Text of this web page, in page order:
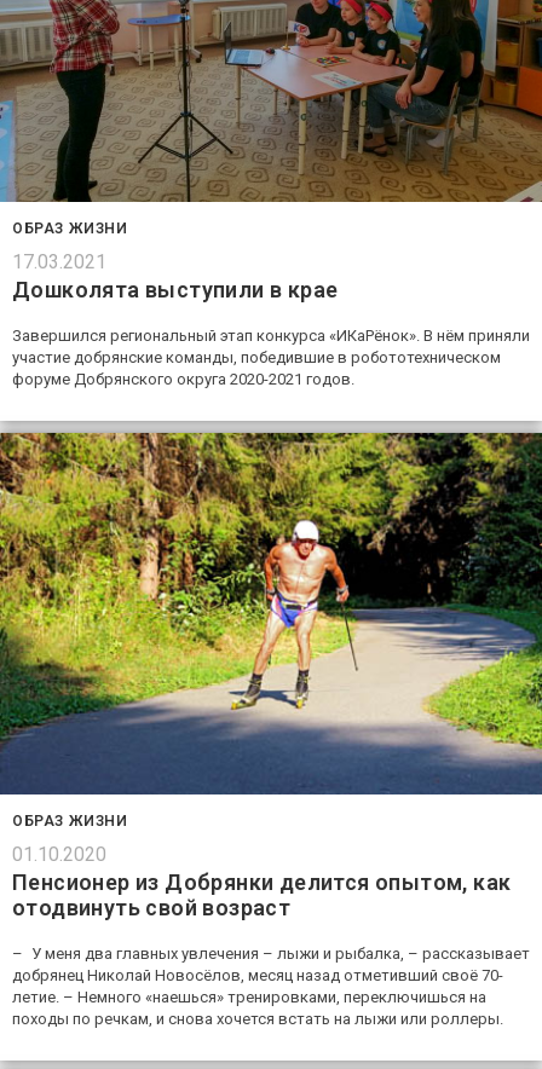
ОБРАЗ ЖИЗНИ
17.03.2021
Дошколята выступили в крае
Завершился региональный этап конкурса «ИКаРёнок». В нём приняли
участие добрянские команды, победившие в робототехническом
форуме Добрянского округа 2020-2021 годов.
ОБРАЗ ЖИЗНИ
01.10.2020
Пенсионер из Добрянки делится опытом, как
отодвинуть свой возраст
– У меня два главных увлечения – лыжи и рыбалка, – рассказывает
добрянец Николай Новосёлов, месяц назад отметивший своё 70-
летие. – Немного «наешься» тренировками, переключишься на
походы по речкам, и снова хочется встать на лыжи или роллеры.